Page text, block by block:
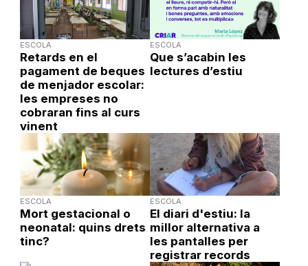
ESCOLA
Retards en el
pagament de beques
de menjador escolar:
les empreses no
cobraran fins al curs
vinent
ESCOLA
Que s’acabin les
lectures d’estiu
ESCOLA
Mort gestacional o
neonatal: quins drets
tinc?
ESCOLA
El diari d'estiu: la
millor alternativa a
les pantalles per
registrar records